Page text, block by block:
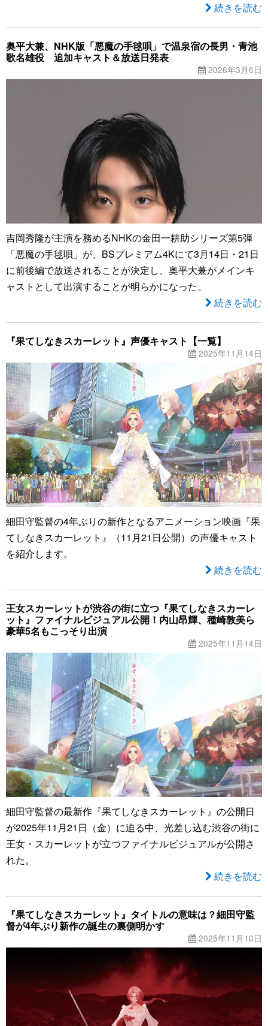
続きを読む
奥平大兼、NHK版「悪魔の手毬唄」で温泉宿の長男・青池
歌名雄役 追加キャスト＆放送日発表
2026年3月6日
吉岡秀隆が主演を務めるNHKの金田一耕助シリーズ第5弾
「悪魔の手毬唄」が、BSプレミアム4Kにて3月14日・21日
に前後編で放送されることが決定し、奥平大兼がメインキ
ャストとして出演することが明らかになった。
続きを読む
『果てしなきスカーレット』声優キャスト【一覧】
2025年11月14日
細田守監督の4年ぶりの新作となるアニメーション映画『果
てしなきスカーレット』（11月21日公開）の声優キャスト
を紹介します。
続きを読む
王女スカーレットが渋谷の街に立つ『果てしなきスカーレ
ット』ファイナルビジュアル公開！内山昂輝、種崎敦美ら
豪華5名もこっそり出演
2025年11月14日
細田守監督の最新作『果てしなきスカーレット』の公開日
が2025年11月21日（金）に迫る中、光差し込む渋谷の街に
王女・スカーレットが立つファイナルビジュアルが公開さ
れた。
続きを読む
『果てしなきスカーレット』タイトルの意味は？細田守監
督が4年ぶり新作の誕生の裏側明かす
2025年11月10日